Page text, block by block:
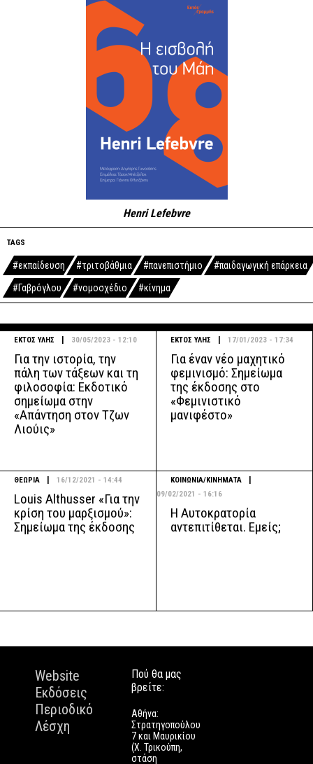
Henri Lefebvre
TAGS
#εκπαίδευση #τριτοβάθμια #πανεπιστήμιο
#παιδαγωγική επάρκεια
#Γαβρόγλου
#νομοσχέδιο #κίνημα
ΕΚΤΟΣ ΥΛΗΣ 30/05/2023 - 12:10
Για την ιστορία, την
πάλη των τάξεων και τη
φιλοσοφία: Εκδοτικό
σημείωμα στην
«Απάντηση στον Τζων
Λιούις»
ΕΚΤΟΣ ΥΛΗΣ 17/01/2023 - 17:34
Για έναν νέο μαχητικό
φεμινισμό: Σημείωμα
της έκδοσης στο
«Φεμινιστικό
μανιφέστο»
ΘΕΩΡΙΑ 16/12/2021 - 14:44
Louis Althusser «Για την
κρίση του μαρξισμού»:
Σημείωμα της έκδοσης
ΚΟΙΝΩΝΙΑ/ΚΙΝΗΜΑΤΑ
09/02/2021 - 16:16
Η Αυτοκρατορία
αντεπιτίθεται. Εμείς;
Website
Εκδόσεις
Περιοδικό
Λέσχη
Πού θα μας
βρείτε:
Αθήνα:
Στρατηγοπούλου
7 και Μαυρικίου
(Χ. Τρικούπη,
στάση